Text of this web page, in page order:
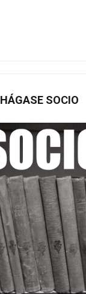
HÁGASE SOCIO